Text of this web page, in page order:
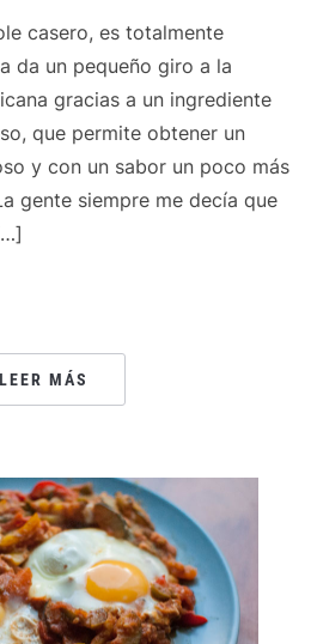
casero, es totalmente
da un pequeño giro a la
gracias a un ingrediente
que permite obtener un
y con un sabor un poco más
gente siempre me decía que
LEER MÁS